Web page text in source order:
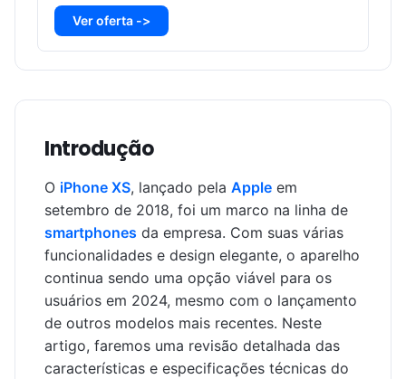
Ver oferta ->
Introdução
O iPhone XS, lançado pela Apple em
setembro de 2018, foi um marco na linha de
smartphones da empresa. Com suas várias
funcionalidades e design elegante, o aparelho
continua sendo uma opção viável para os
usuários em 2024, mesmo com o lançamento
de outros modelos mais recentes. Neste
artigo, faremos uma revisão detalhada das
características e especificações técnicas do